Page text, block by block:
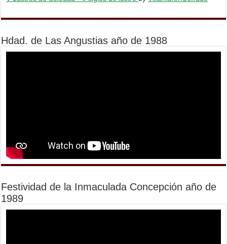
Hdad. de Las Angustias año de 1988
Festividad de la Inmaculada Concepción año de
1989